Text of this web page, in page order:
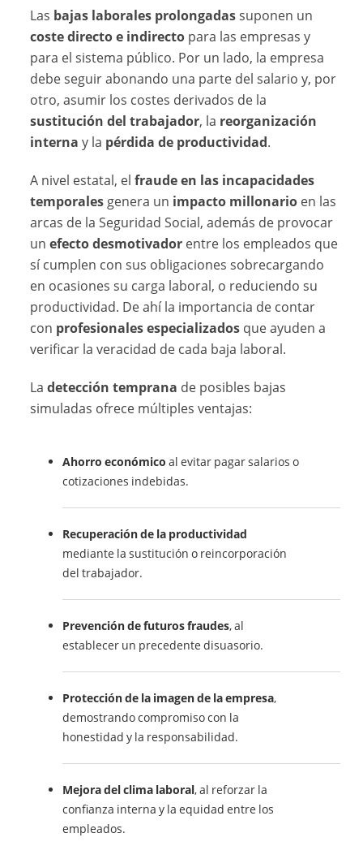
Las bajas laborales prolongadassuponen un
coste directo e indirecto para las empresas y
para el sistema público. Por un lado, la empresa
debe seguir abonando una parte del salario y, por
otro, asumir los costes derivados de la
sustitución del trabajador, la reorganización
interna y la pérdida de productividad.
A nivel estatal, elfraude en las incapacidades
temporales genera un impacto millonario en las
arcas de la Seguridad Social, además de provocar
unefecto desmotivador entre los empleados que
sí cumplen con sus obligaciones sobrecargando
en ocasiones su carga laboral, o reduciendo su
productividad. De ahí la importancia de contar
con profesionales especializados que ayuden a
verificar la veracidad de cada baja laboral.
Ladetección temprana de posibles bajas
simuladas ofrece múltiples ventajas:
Ahorro económico al evitar pagar salarios o
cotizaciones indebidas.
Recuperación de la productividad
mediante la sustitución o reincorporación
del trabajador.
Prevención de futuros fraudes, al
establecer un precedente disuasorio.
Protección de la imagen de la empresa,
demostrando compromiso con la
honestidad y la responsabilidad.
Mejora del clima laboral, al reforzar la
confianza interna y la equidad entre los
empleados.